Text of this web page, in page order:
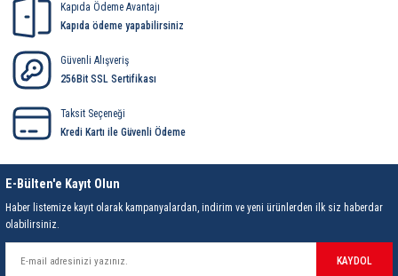
Kapıda Ödeme Avantajı
Kapıda ödeme yapabilirsiniz
Güvenli Alışveriş
256Bit SSL Sertifikası
Taksit Seçeneği
Kredi Kartı ile Güvenli Ödeme
E-Bülten'e Kayıt Olun
Haber listemize kayıt olarak kampanyalardan, indirim ve yeni ürünlerden ilk siz haberdar
olabilirsiniz.
KAYDOL